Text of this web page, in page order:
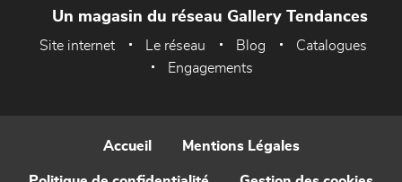
Un magasin du réseau Gallery Tendances
Site internet Le réseau Blog
Catalogues
Engagements
Accueil Mentions Légales